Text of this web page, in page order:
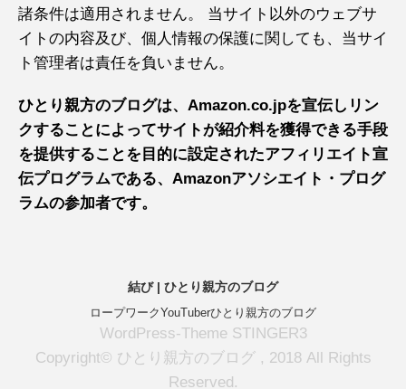
諸条件は適用されません。 当サイト以外のウェブサ
イトの内容及び、個人情報の保護に関しても、当サイ
ト管理者は責任を負いません。
ひとり親方のブログは、Amazon.co.jpを宣伝しリン
クすることによってサイトが紹介料を獲得できる手段
を提供することを目的に設定されたアフィリエイト宣
伝プログラムである、Amazonアソシエイト・プログ
ラムの参加者です。
結び | ひとり親方のブログ
ロープワークYouTuberひとり親方のブログ
WordPress-Theme STINGER3
Copyright© ひとり親方のブログ , 2018 All Rights
Reserved.